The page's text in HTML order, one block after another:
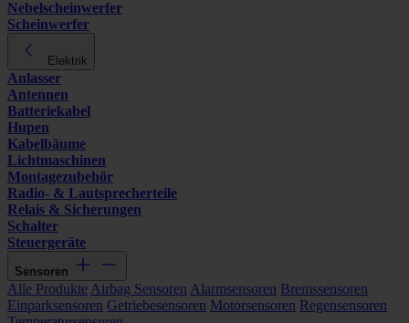
Nebelscheinwerfer
Scheinwerfer
Elektrik
Anlasser
Antennen
Batteriekabel
Hupen
Kabelbäume
Lichtmaschinen
Montagezubehör
Radio- & Lautsprecherteile
Relais & Sicherungen
Schalter
Steuergeräte
Sensoren
Alle Produkte Airbag Sensoren Alarmsensoren Bremssensoren
Einparksensoren Getriebesensoren Motorsensoren Regensensoren